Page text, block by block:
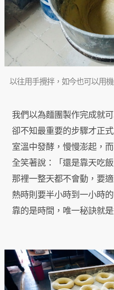
以往用手攪拌，如今也可以用
我們以為麵團製作完成就
卻不知最重要的步驟才正
室溫中發酵，慢慢澎起，
全笑著說：「還是靠天吃
那裡一整天都不會動，要
熱時則要半小時到一小時
靠的是時間，唯一秘訣就